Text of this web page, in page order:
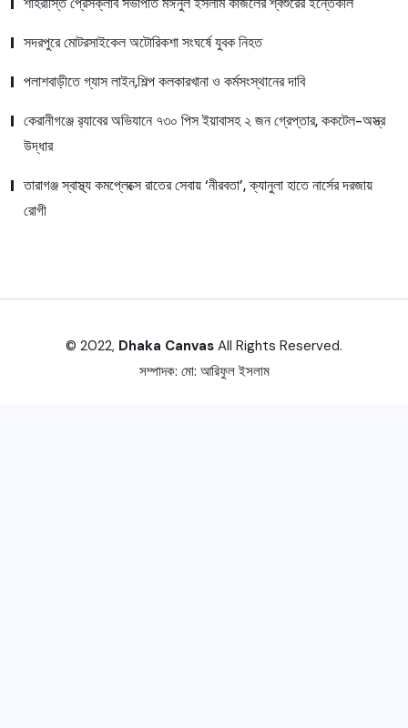
সদরপুরে মোটরসাইকেল অটোরিকশা সংঘর্ষে যুবক নিহত
পলাশবাড়ীতে গ্যাস লাইন,শিল্প কলকারখানা ও কর্মসংস্থানের দাবি
কেরানীগঞ্জে র‍্যাবের অভিযানে ৭৩০ পিস ইয়াবাসহ ২ জন গ্রেপ্তার, ককটেল-অস্ত্র
উদ্ধার
তারাগঞ্জ স্বাস্থ্য কমপ্লেক্সে রাতের সেবায় ‘নীরবতা’, ক্যানুলা হাতে নার্সের দরজায়
রোগী
© 2022, Dhaka Canvas All Rights Reserved.
সম্পাদক: মো: আরিফুল ইসলাম